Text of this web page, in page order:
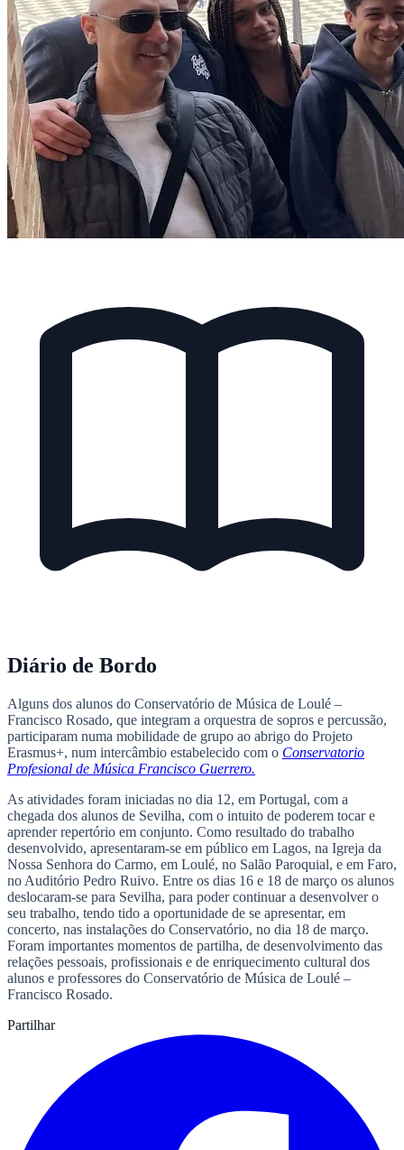
Diário de Bordo
Alguns dos alunos do Conservatório de Música de Loulé –
Francisco Rosado, que integram a orquestra de sopros e percussão,
participaram numa mobilidade de grupo ao abrigo do Projeto
Erasmus+, num intercâmbio estabelecido com o Conservatorio
Profesional de Música Francisco Guerrero.
As atividades foram iniciadas no dia 12, em Portugal, com a
chegada dos alunos de Sevilha, com o intuito de poderem tocar e
aprender repertório em conjunto. Como resultado do trabalho
desenvolvido, apresentaram-se em público em Lagos, na Igreja da
Nossa Senhora do Carmo, em Loulé, no Salão Paroquial, e em Faro,
no Auditório Pedro Ruivo. Entre os dias 16 e 18 de março os alunos
deslocaram-se para Sevilha, para poder continuar a desenvolver o
seu trabalho, tendo tido a oportunidade de se apresentar, em
concerto, nas instalações do Conservatório, no dia 18 de março.
Foram importantes momentos de partilha, de desenvolvimento das
relações pessoais, profissionais e de enriquecimento cultural dos
alunos e professores do Conservatório de Música de Loulé –
Francisco Rosado.
Partilhar